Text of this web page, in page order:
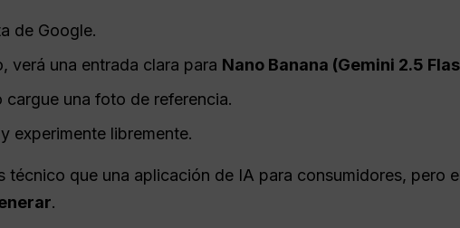
de Google.
verá una entrada clara para Nano Banana (Gemini 2.5
cargue una foto de referencia.
experimente libremente.
técnico que una aplicación de IA para consumidores, pero
.